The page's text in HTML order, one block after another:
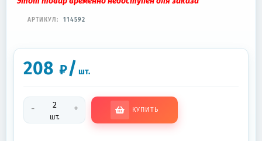
АРТИКУЛ: 114592
208 ₽/ шт.
-
шт.
+ КУПИТЬ